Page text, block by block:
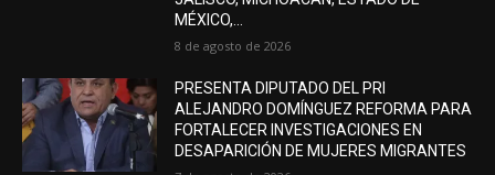
MÉXICO,...
8 de agosto de 2026
PRESENTA DIPUTADO DEL PRI
ALEJANDRO DOMÍNGUEZ REFORMA PARA
FORTALECER INVESTIGACIONES EN
DESAPARICIÓN DE MUJERES MIGRANTES